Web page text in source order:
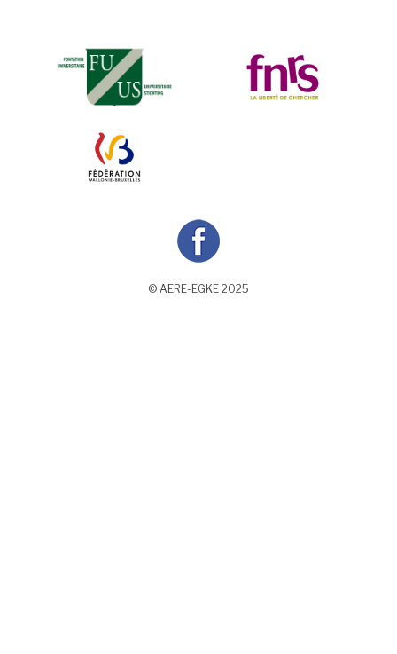
© AERE-EGKE 2025